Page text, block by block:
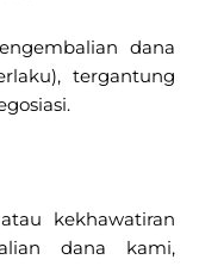
dana
tergantung
kekhawatiran
dana kami,